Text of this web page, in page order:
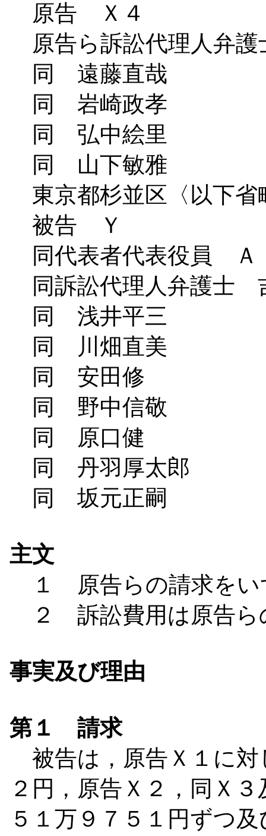
原告 Ｘ４
原告ら訴訟代理人弁
同 遠藤直哉
同 岩崎政孝
同 弘中絵里
同 山下敏雅
東京都杉並区〈以下省
被告 Ｙ
同代表者代表役員 Ａ
同訴訟代理人弁護士
同 浅井平三
同 川畑直美
同 安田修
同 野中信敬
同 原口健
同 丹羽厚太郎
同 坂元正嗣
主文
１ 原告らの請求をい
２ 訴訟費用は原告ら
事実及び理由
第１ 請求
被告は，原告Ｘ１に対
２円，原告Ｘ２，同Ｘ
５１万９７５１円ずつ